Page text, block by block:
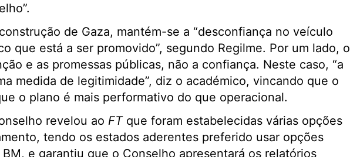
de Gaza, mantém-se a “desconfiança no veículo
que está a ser promovido”, segundo Regilme. Por um lado, o
e as promessas públicas, não a confiança. Neste caso, “a
medida de legitimidade”, diz o académico, vincando que o
o plano é mais performativo do que operacional.
revelou ao FTque foram estabelecidas várias opções
tendo os estados aderentes preferido usar opções
e garantiu que o Conselho apresentará os relatórios